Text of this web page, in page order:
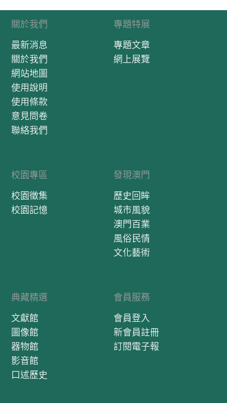
關於我們
最新消息
關於我們
網站地圖
使用說明
使用條款
意見問卷
聯絡我們
專題特展
專題文章
網上展覽
校園專區
校園徵集
校園記憶
發現澳門
歷史回眸
城市風貌
澳門百業
風俗民情
文化藝術
典藏精選
文獻館
圖像館
器物館
影音館
口述歷史
會員服務
會員登入
新會員註冊
訂閱電子報